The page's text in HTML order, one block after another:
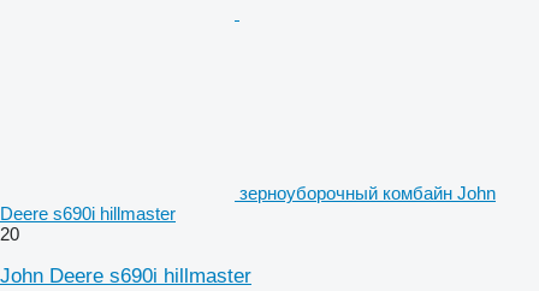
зерноуборочный комбайн John
Deere s690i hillmaster
20
John Deere s690i hillmaster